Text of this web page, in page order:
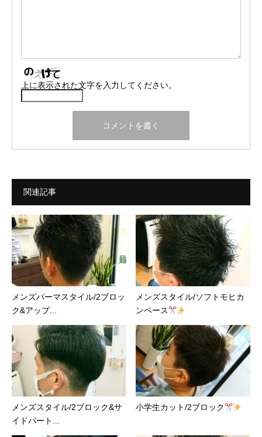
上に表示された文字を入力してください。
関連記事
メンズパーマスタイル/2ブロッ
ク&アップ...
メンズスタイル/ソフトモヒカ
ンベース
メンズスタイル/2ブロック&サ
イドパート...
小学生カット/2ブロック